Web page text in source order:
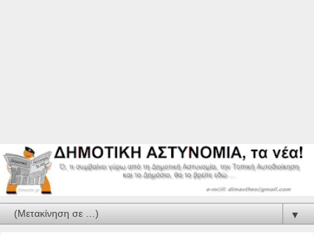
▼